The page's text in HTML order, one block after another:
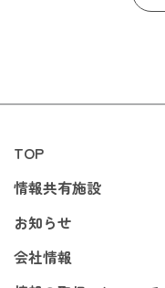
TOP
情報共有施設
お知らせ
会社情報